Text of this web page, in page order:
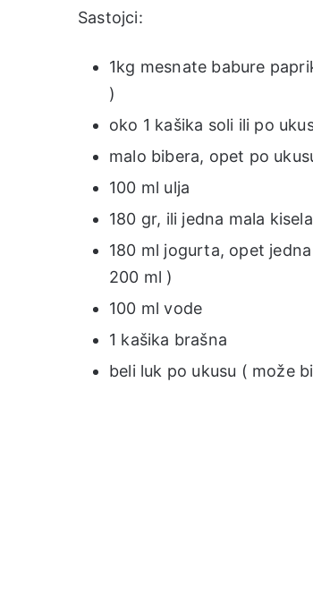
Sastojci:
1kg mesnate babure
)
oko 1 kašika soli ili po
malo bibera, opet po
100 ml ulja
180 gr, ili jedna mala
180 ml jogurta, opet
200 ml )
100 ml vode
1 kašika brašna
beli luk po ukusu ( može